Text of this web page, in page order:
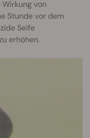
von
Stunde vor dem
Seife
erhöhen.